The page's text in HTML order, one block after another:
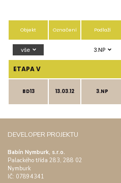
Objekt Označení Podlaží
vše 3.NP
ETAPA V
BD13 13.03.12 3.NP
DEVELOPER PROJEKTU
Babín Nymburk, s.r.o.
Palackého třída 283, 288 02
Nymburk
IČ: 07894341